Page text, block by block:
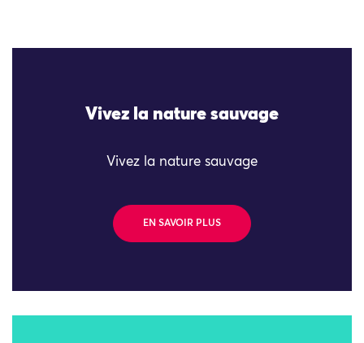
Vivez la nature sauvage
Vivez la nature sauvage
EN SAVOIR PLUS